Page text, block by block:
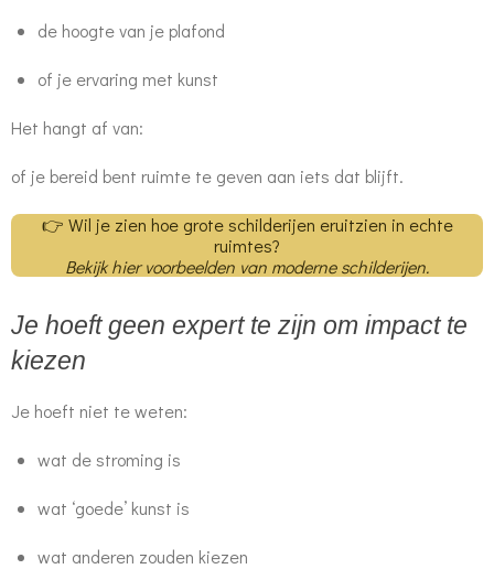
de hoogte van je plafond
of je ervaring met kunst
Het hangt af van:
of je bereid bent ruimte te geven aan iets dat blijft.
👉 Wil je zien hoe grote schilderijen eruitzien in echte
ruimtes?
Bekijk hier voorbeelden van moderne schilderijen.
Je hoeft geen expert te zijn om impact te
kiezen
Je hoeft niet te weten:
wat de stroming is
wat ‘goede’ kunst is
wat anderen zouden kiezen